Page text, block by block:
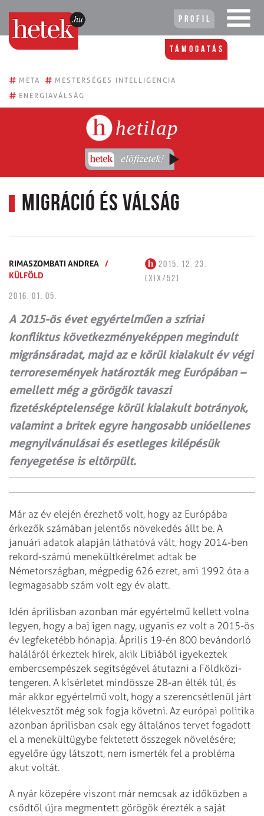
Profil
Támogatás
# META # MESTERSÉGES INTELLIGENCIA
# ENERGIAVÁLSÁG
hetilap
Migráció és válság
RIMASZOMBATI ANDREA /
KÜLFÖLD
2015. 12. 23.
(XIX/52)
2016. 01. 05.
A 2015-ös évet egyértel­műen a szíriai
konfliktus következményeképpen megindult
migránsáradat, majd az e körül kialakult év végi
terroresemények határozták meg Európában –
emellett még a görögök tavaszi
fizetésképtelensége körül kialakult botrányok,
valamint a britek egyre hangosabb unióellenes
megnyilvánulásai és esetleges kilépésük
fenyegetése is eltörpült.
Már az év elején érezhető volt, hogy az Európába
érkezők számában jelentős növekedés állt be. A
januári adatok alapján láthatóvá vált, hogy 2014-ben
rekord­-számú menekültkérelmet adtak be
Németországban, mégpedig 626 ezret, ami 1992 óta a
legmagasabb szám volt egy év alatt.
Idén áprilisban azonban már egyér­tel­mű kellett volna
legyen, hogy a baj igen nagy, ugyanis ez volt a 2015-ös
év legfeketébb hónapja. Április 19-én 800 bevándorló
haláláról érkeztek hírek, akik Líbiából igyekeztek
embercsempészek segítségével átutazni a Földközi-
tengeren. A kísérletet mindössze 28-an élték túl, és
már akkor egyértelmű volt, hogy a szerencsétlenül járt
lélekvesztőt még sok fogja követni. Az európai politika
azonban áprilisban csak egy általános tervet fogadott
el a menekültügybe fektetett összegek növelésére;
egyelőre úgy látszott, nem ismerték fel a probléma
akut voltát.
A nyár közepére viszont már nemcsak az időközben a
csődtől újra megmentett görögök érezték a saját